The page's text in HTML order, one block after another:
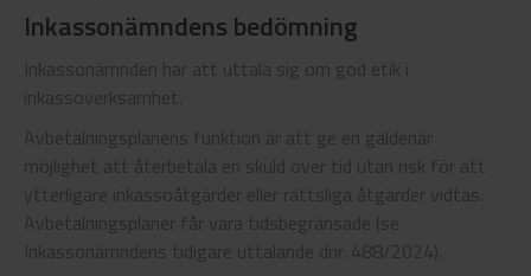
Inkassonämndens bedömning
Inkassonämnden har att uttala sig om god etik i
inkassoverksamhet.
Avbetalningsplanens funktion är att ge en gäldenär
möjlighet att återbetala en skuld över tid utan risk för att
ytterligare inkassoåtgärder eller rättsliga åtgärder vidtas.
Avbetalningsplaner får vara tidsbegränsade (se
Inkassonämndens tidigare uttalande dnr. 488/2024).